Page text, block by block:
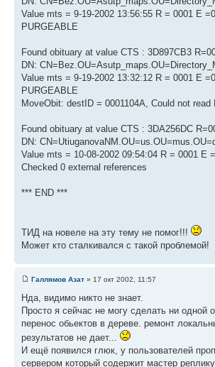
Value mts = 9-19-2002 13:56:55 R = 0001 E
PURGEABLE
Found obituary at value CTS : 3D897CB3
DN:
Value mts = 9-19-2002 13:32:12 R = 0001 E
PURGEABLE
MoveObit: destID = 0001104A, Could not read
Found obituary at value CTS : 3DA256DC
DN:
Value mts = 10-08-2002 09:54:04 R = 0001 E
Checked 0 external references
*** END ***
ТИД на новеле на эту тему не помог!!!
Может кто сталкивался с такой проблемой!
Галлямов Азат » 17 окт 2002, 11:57
Нда, видимо никто не знает.
Просто я сейчас не могу сделать ни одной
перенос обьектов в дереве. ремонт
результатов не дает...
И ещё появился глюк, у пользователей
сервером который содержит мастер